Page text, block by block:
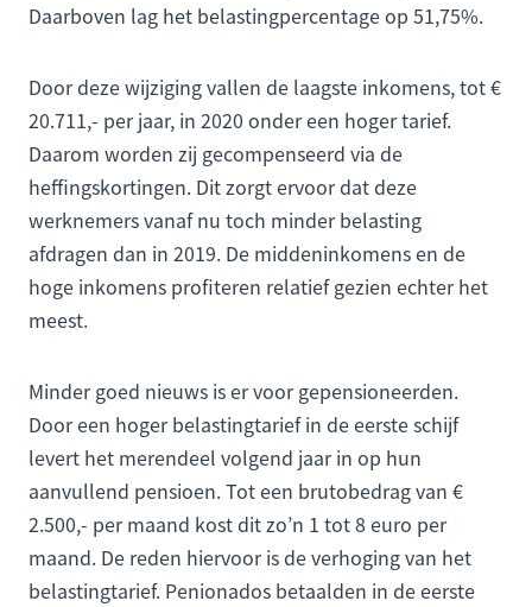
Daarboven lag het belastingpercentage op 51,75%.
Door deze wijziging vallen de laagste inkomens, tot €
20.711,- per jaar, in 2020 onder een hoger tarief.
Daarom worden zij gecompenseerd via de
heffingskortingen. Dit zorgt ervoor dat deze
werknemers vanaf nu toch minder belasting
afdragen dan in 2019. De middeninkomens en de
hoge inkomens profiteren relatief gezien echter het
meest.
Minder goed nieuws is er voor gepensioneerden.
Door een hoger belastingtarief in de eerste schijf
levert het merendeel volgend jaar in op hun
aanvullend pensioen. Tot een brutobedrag van €
2.500,- per maand kost dit zo’n 1 tot 8 euro per
maand. De reden hiervoor is de verhoging van het
belastingtarief. Penionados betaalden in de eerste